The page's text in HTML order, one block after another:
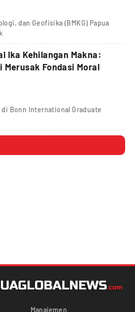
dan Geofisika (BMKG) Papua
Ika Kehilangan Makna:
Fondasi Moral
di Bonn International Graduate
Manajemen